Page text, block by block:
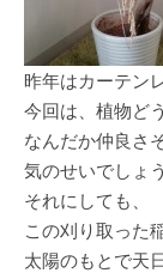
昨年はカーテン
今回は、植物ど
なんだか仲良さ
気のせいでしょ
それにしても、
この刈り取った
太陽のもとで天